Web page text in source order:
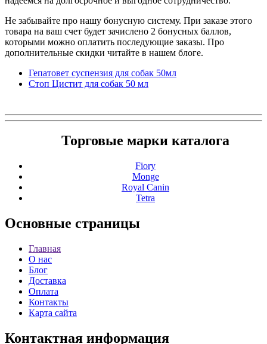
Не забывайте про нашу бонусную систему. При заказе этого
товара на ваш счет будет зачислено 2 бонусных баллов,
которыми можно оплатить последующие заказы. Про
дополнительные скидки читайте в нашем блоге.
Гепатовет суспензия для собак 50мл
Стоп Цистит для собак 50 мл
Торговые марки каталога
Fiory
Monge
Royal Canin
Tetra
Основные страницы
Главная
О нас
Блог
Доставка
Оплата
Контакты
Карта сайта
Контактная информация